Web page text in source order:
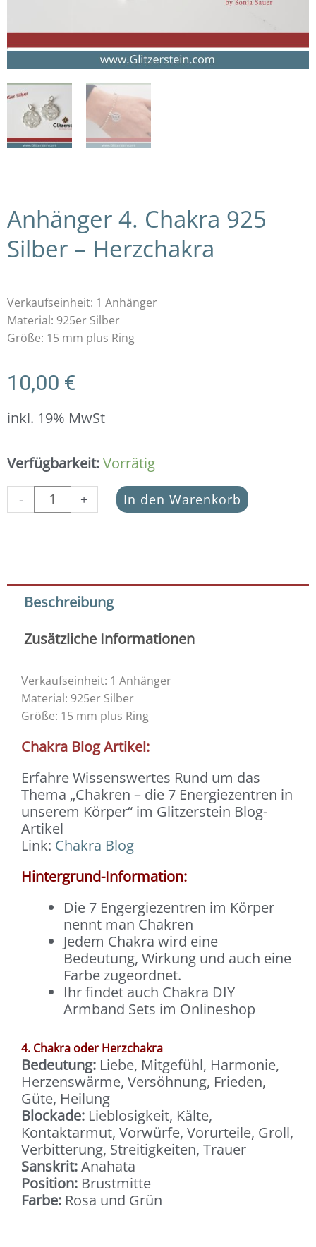
Anhänger 4. Chakra 925
Silber – Herzchakra
Verkaufseinheit: 1 Anhänger
Material: 925er Silber
Größe: 15 mm plus Ring
10,00 €
inkl. 19% MwSt
Verfügbarkeit:Vorrätig
-
Anhänger
Chakra
925
Menge
+ In den Warenkorb
Beschreibung
Zusätzliche Informationen
Verkaufseinheit: 1 Anhänger
Material: 925er Silber
Größe: 15 mm plus Ring
Chakra Blog Artikel:
Erfahre Wissenswertes Rund um das
Thema „Chakren – die 7 Energiezentren in
unserem Körper“ im Glitzerstein Blog-
Artikel
Link: Chakra Blog
Hintergrund-Information:
Die 7 Engergiezentren im Körper
nennt man Chakren
Jedem Chakra wird eine
Bedeutung, Wirkung und auch eine
Farbe zugeordnet.
Ihr findet auch Chakra DIY
Armband Sets im Onlineshop
4. Chakra oder Herzchakra
Bedeutung: Liebe, Mitgefühl, Harmonie,
Herzenswärme, Versöhnung, Frieden,
Güte, Heilung
Blockade: Lieblosigkeit, Kälte,
Kontaktarmut, Vorwürfe, Vorurteile, Groll,
Verbitterung, Streitigkeiten, Trauer
Sanskrit:Anahata
Position: Brustmitte
Farbe: Rosa und Grün